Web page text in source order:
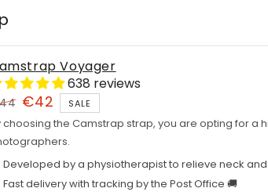
Voyager
638 reviews
Sale
price
€42 SALE
choosing the Camstrap strap, you are opting for
Developed by a physiotherapist to relieve neck
Fast delivery with tracking by the Post Office 🚚